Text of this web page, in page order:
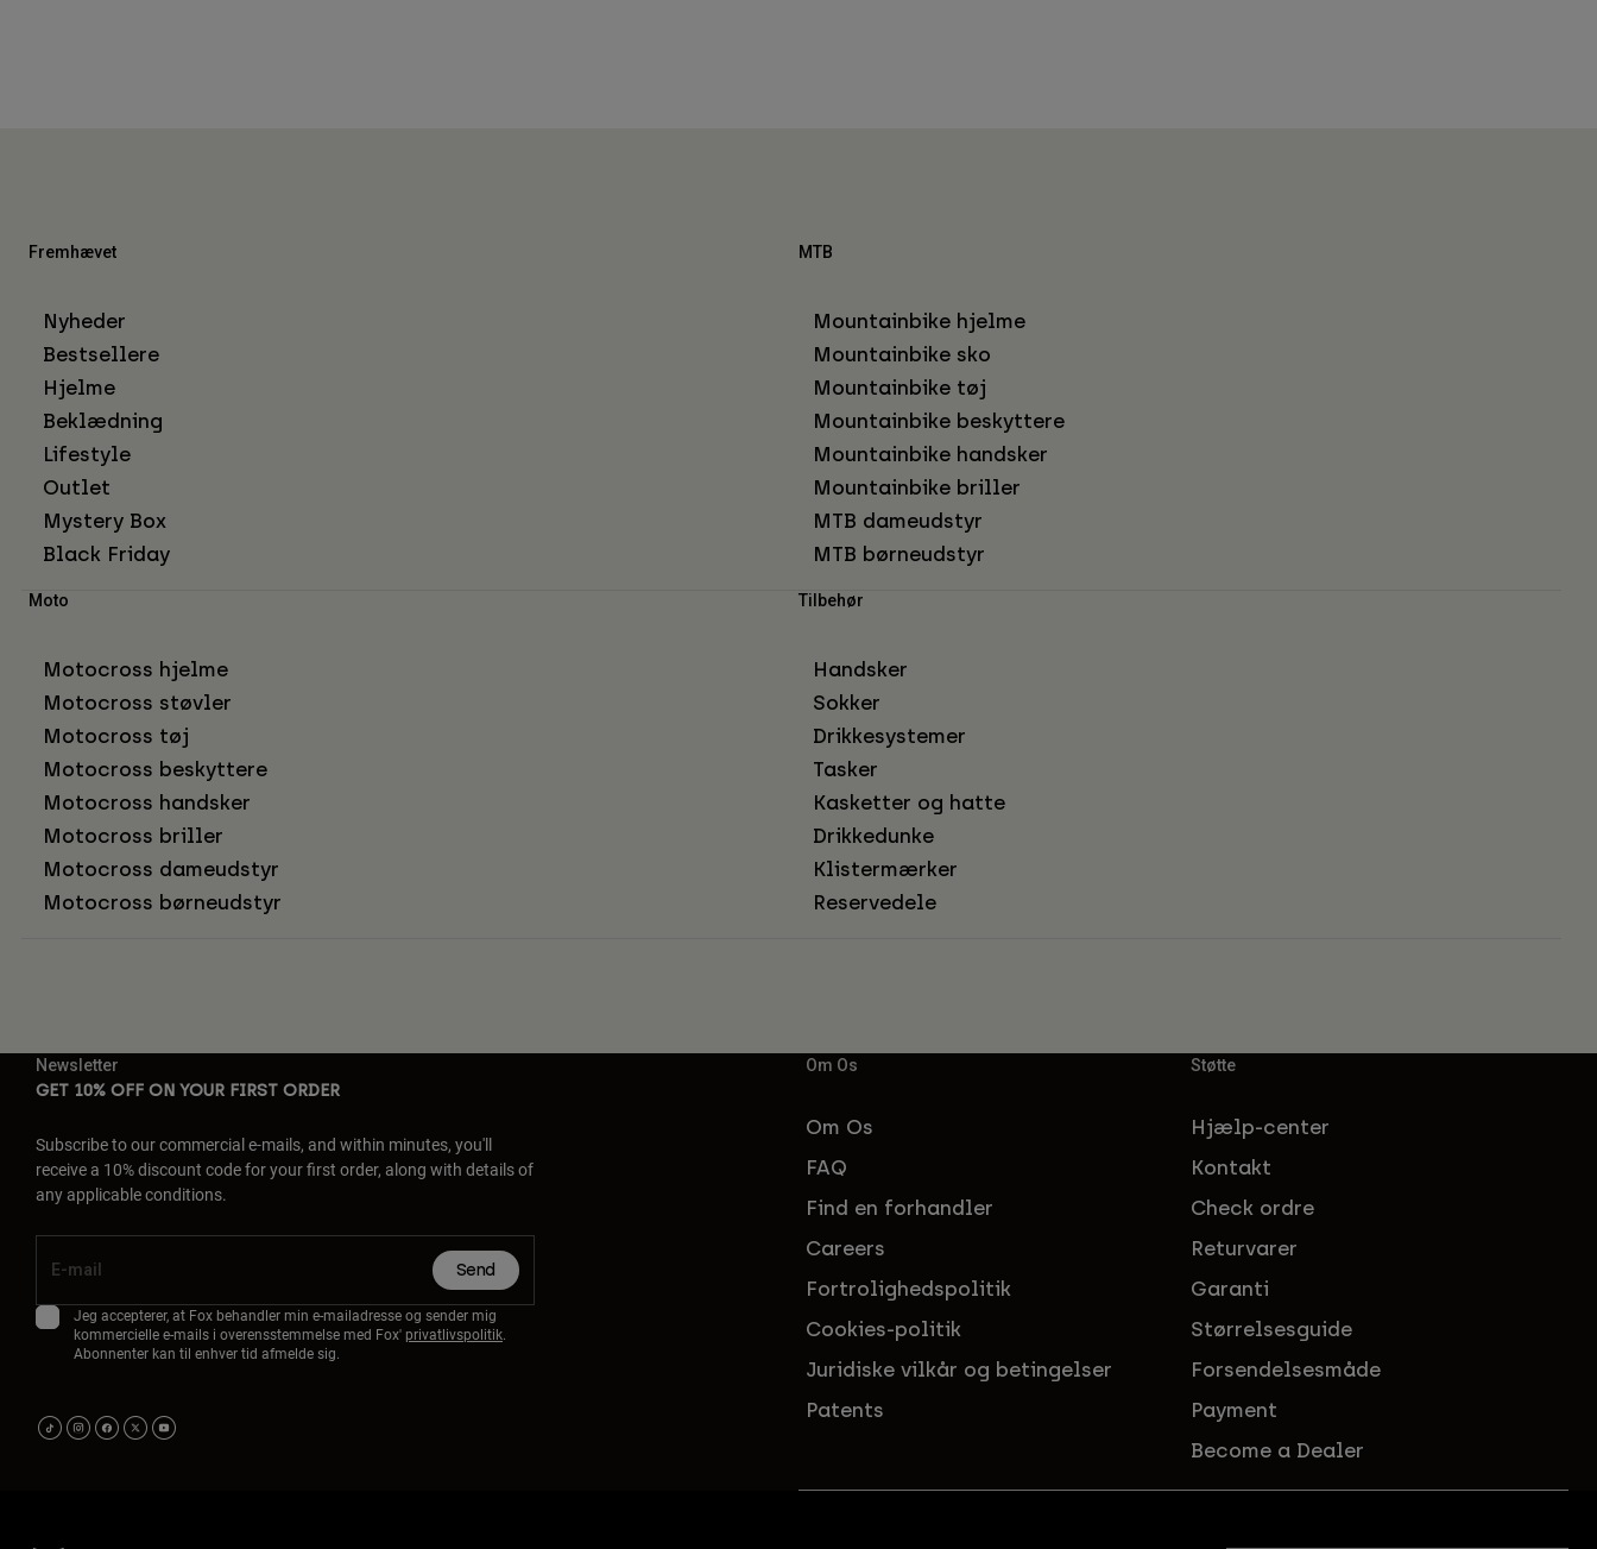
Fremhævet
Nyheder
Bestsellere
Hjelme
Beklædning
Lifestyle
Outlet
Mystery Box
Black Friday
MTB
Mountainbike hjelme
Mountainbike sko
Mountainbike tøj
Mountainbike beskyttere
Mountainbike handsker
Mountainbike briller
MTB dameudstyr
MTB børneudstyr
Moto
Motocross hjelme
Motocross støvler
Motocross tøj
Motocross beskyttere
Motocross handsker
Motocross briller
Motocross dameudstyr
Motocross børneudstyr
Tilbehør
Handsker
Sokker
Drikkesystemer
Tasker
Kasketter og hatte
Drikkedunke
Klistermærker
Reservedele
Newsletter
GET 10% OFF ON YOUR FIRST ORDER
Subscribe to our commercial e-mails, and within minutes, you'll
receive a 10% discount code for your first order, along with details of
any applicable conditions.
Send
Jeg accepterer, at Fox behandler min e-mailadresse og sender mig
kommercielle e-mails i overensstemmelse med Fox' privatlivspolitik.
Abonnenter kan til enhver tid afmelde sig.
Om Os
Om Os
FAQ
Find en forhandler
Careers
Fortrolighedspolitik
Cookies-politik
Juridiske vilkår og betingelser
Patents
Støtte
Hjælp-center
Kontakt
Check ordre
Returvarer
Garanti
Størrelsesguide
Forsendelsesmåde
Payment
Become a Dealer